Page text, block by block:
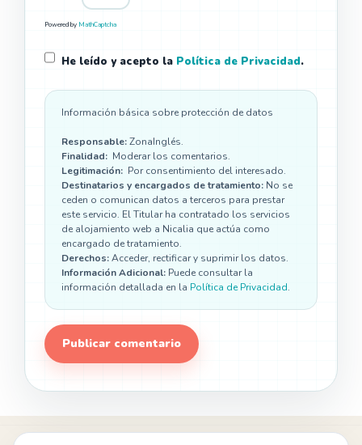
Powered by MathCaptcha
He leído y acepto la Política de Privacidad.
Información básica sobre protección de datos
Responsable:ZonaInglés.
Finalidad: Moderar los comentarios.
Legitimación: Por consentimiento del interesado.
Destinatarios y encargados de tratamiento: No se
ceden o comunican datos a terceros para prestar
este servicio. El Titular ha contratado los servicios
de alojamiento web a Nicalia que actúa como
encargado de tratamiento.
Derechos:Acceder, rectificar y suprimir los datos.
Información Adicional: Puede consultar la
información detallada en la Política de Privacidad.